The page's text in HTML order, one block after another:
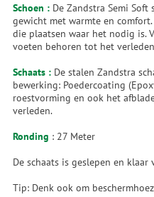
Schoen :De Zandstra Semi Soft
gewicht met warmte en
die plaatsen waar het nodig is.
voeten behoren tot het
Schaats :De stalen Zandstra
bewerking: Poedercoating
roestvorming en ook het
verleden.
Ronding : 27 Meter
De schaats is geslepen en klaar
Tip: Denk ook om